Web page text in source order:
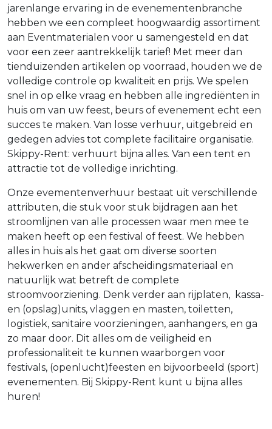
jarenlange ervaring in de evenementenbranche
hebben we een compleet hoogwaardig assortiment
aan Eventmaterialen voor u samengesteld en dat
voor een zeer aantrekkelijk tarief! Met meer dan
tienduizenden artikelen op voorraad, houden we de
volledige controle op kwaliteit en prijs. We spelen
snel in op elke vraag en hebben alle ingrediënten in
huis om van uw feest, beurs of evenement echt een
succes te maken. Van losse verhuur, uitgebreid en
gedegen advies tot complete facilitaire organisatie.
Skippy-Rent: verhuurt bijna alles. Van een tent en
attractie tot de volledige inrichting.
Onze evementenverhuur bestaat uit verschillende
attributen, die stuk voor stuk bijdragen aan het
stroomlijnen van alle processen waar men mee te
maken heeft op een festival of feest. We hebben
alles in huis als het gaat om diverse soorten
hekwerken en ander afscheidingsmateriaal en
natuurlijk wat betreft de complete
stroomvoorziening. Denk verder aan rijplaten, kassa-
en (opslag)units, vlaggen en masten, toiletten,
logistiek, sanitaire voorzieningen, aanhangers, en ga
zo maar door. Dit alles om de veiligheid en
professionaliteit te kunnen waarborgen voor
festivals, (openlucht)feesten en bijvoorbeeld (sport)
evenementen. Bij Skippy-Rent kunt u bijna alles
huren!